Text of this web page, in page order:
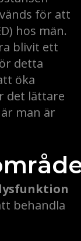
för att
hos män.
blivit ett
detta
öka
det lättare
man är
behandla